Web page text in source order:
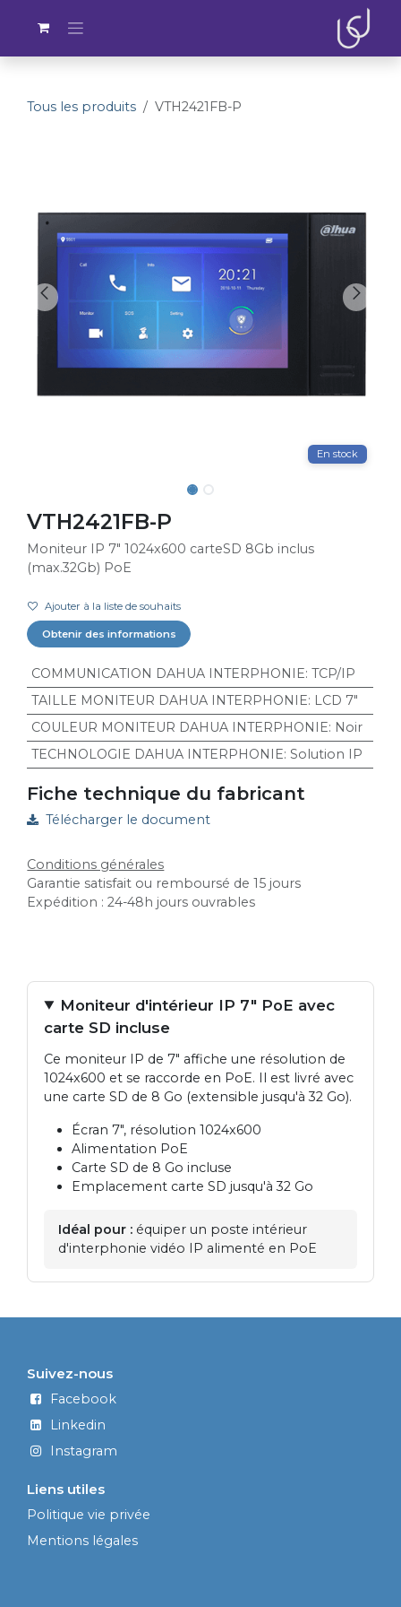
Tous les produits VTH2421FB-P
En stock
VTH2421FB-P
Moniteur IP 7" 1024x600 carteSD 8Gb inclus
(max.32Gb) PoE
Ajouter à la liste de souhaits
Obtenir des informations
COMMUNICATION DAHUA INTERPHONIE: TCP/IP
TAILLE MONITEUR DAHUA INTERPHONIE: LCD 7"
COULEUR MONITEUR DAHUA INTERPHONIE: Noir
TECHNOLOGIE DAHUA INTERPHONIE: Solution IP
Fiche technique du fabricant
Télécharger le document
Conditions générales
Garantie satisfait ou remboursé de 15 jours
Expédition : 24-48h jours ouvrables
Moniteur d'intérieur IP 7" PoE avec
carte SD incluse
Ce moniteur IP de 7" affiche une résolution de
1024x600 et se raccorde en PoE. Il est livré avec
une carte SD de 8 Go (extensible jusqu'à 32 Go).
Écran 7", résolution 1024x600
Alimentation PoE
Carte SD de 8 Go incluse
Emplacement carte SD jusqu'à 32 Go
Idéal pour : équiper un poste intérieur
d'interphonie vidéo IP alimenté en PoE
Liens utiles
Politique vie privée
Mentions légales
Suivez-nous
Facebook
Linkedin
Instagram